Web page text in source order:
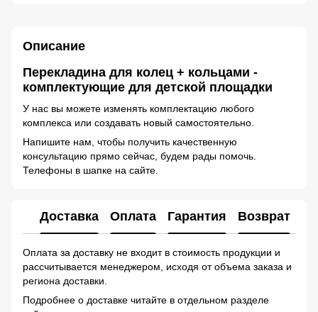
Описание
Перекладина для колец + кольцами -
комплектующие для детской площадки
У нас вы можете изменять комплектацию любого
комплекса или создавать новый самостоятельно.
Напишите нам, чтобы получить качественную
консультацию прямо сейчас, будем рады помочь.
Телефоны в шапке на сайте.
Доставка Оплата Гарантия Возврат
Оплата за доставку не входит в стоимость продукции и
рассчитывается менеджером, исходя от объема заказа и
региона доставки.
Подробнее о доставке читайте в отдельном разделе